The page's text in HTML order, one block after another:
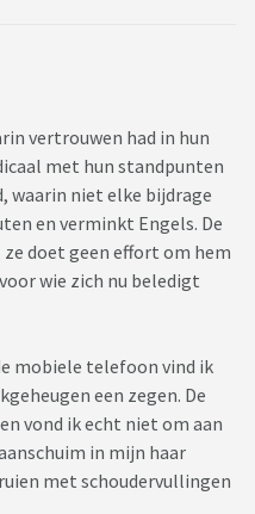
vertrouwen had in hun
met hun standpunten
waarin niet elke bijdrage
en verminkt Engels. De
doet geen effort om hem
wie zich nu beledigt
mobiele telefoon vind ik
een zegen. De
vond ik echt niet om aan
in mijn haar
met schoudervullingen